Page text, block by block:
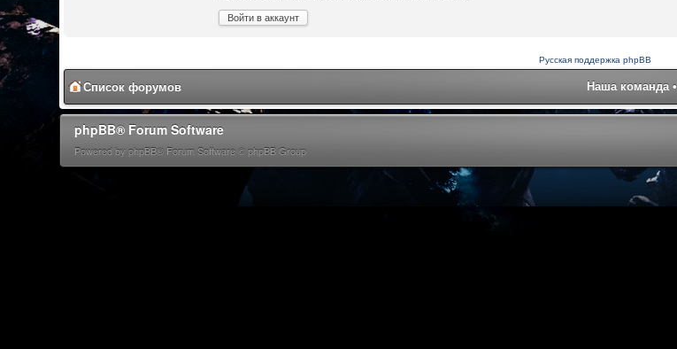
Русская поддержка phpBB
Список форумов Наша команда•
phpBB® Forum Software
Powered by phpBB® Forum Software © phpBB Group